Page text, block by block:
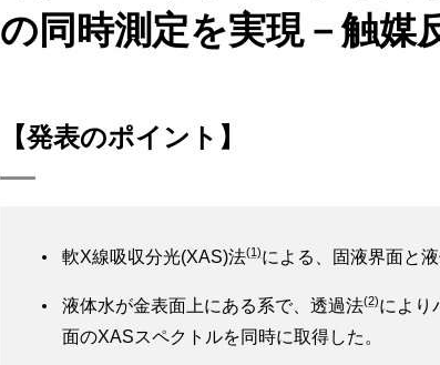
の同時測定を実現－触媒
【発表のポイント】
軟X線吸収分光(XAS)法(1)による、固液界面と
液体水が金表面上にある系で、透過法(2)により
面のXASスペクトルを同時に取得した。